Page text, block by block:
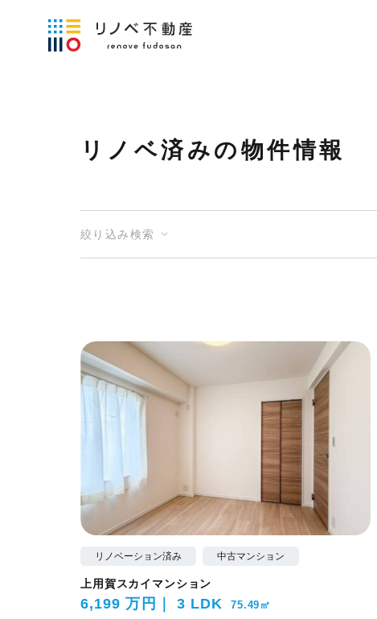
リノベ済みの物件情報
絞り込み検索
リノベーション済み 中古マンション
上用賀スカイマンション
6,199 万円 3 LDK 75.49㎡